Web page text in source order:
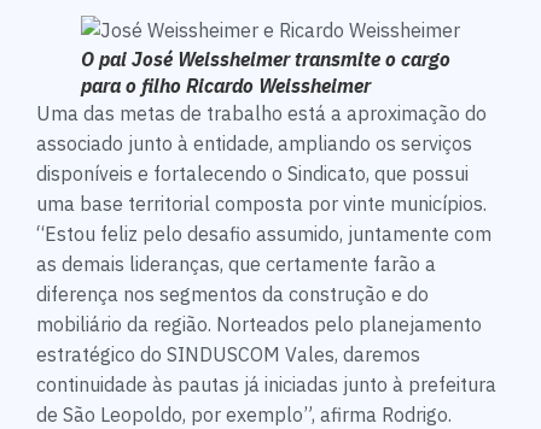
O pai José Weissheimer transmite o cargo
para o filho Ricardo Weissheimer
Uma das metas de trabalho está a aproximação do
associado junto à entidade, ampliando os serviços
disponíveis e fortalecendo o Sindicato, que possui
uma base territorial composta por vinte municípios.
“Estou feliz pelo desafio assumido, juntamente com
as demais lideranças, que certamente farão a
diferença nos segmentos da construção e do
mobiliário da região. Norteados pelo planejamento
estratégico do SINDUSCOM Vales, daremos
continuidade às pautas já iniciadas junto à prefeitura
de São Leopoldo, por exemplo”, afirma Rodrigo.